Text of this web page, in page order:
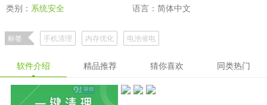
类别： 系统安全 语言：简体中文
标签 手机清理 内存优化 电池省电
软件介绍 精品推荐 猜你喜欢 同类热门